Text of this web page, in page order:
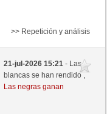
>> Repetición y análisis
21-jul-2026 15:21- Las
blancas se han rendido ,
Las negras ganan